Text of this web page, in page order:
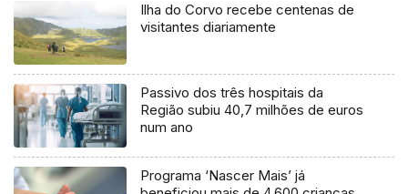
Ilha do Corvo recebe centenas de
visitantes diariamente
Passivo dos três hospitais da
Região subiu 40,7 milhões de euros
num ano
Programa ‘Nascer Mais’ já